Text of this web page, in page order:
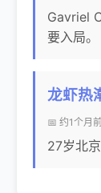
Gavriel
要入局。
龙虾热
📅 约1个月
27岁北